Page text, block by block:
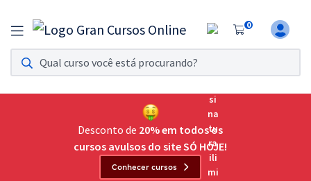
0
Assinatura Ilimitada 11
Acesso a todos os cursos. Teste grátis por 7 dias!
Assinatura OAB Até Passar
Acesso ilimitado a toda preparação para o Exame da
Desconto de 20% em todos os
cursos avulsos do site SÓ HOJE!
Conhecer cursos